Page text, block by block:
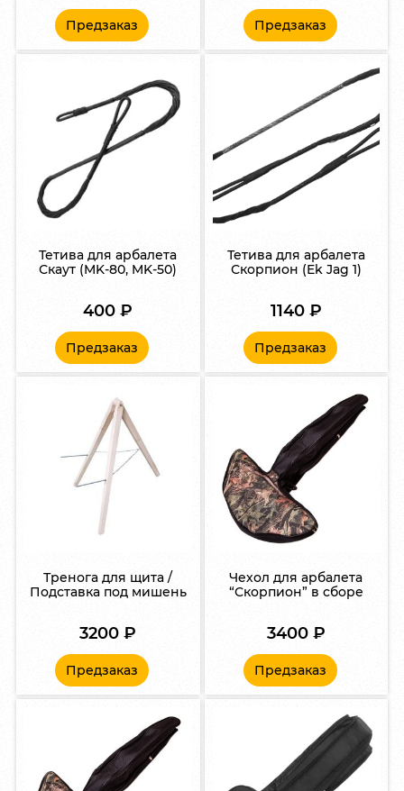
Предзаказ Предзаказ
Тетива для арбалета
Скаут (MK-80, MK-50)
400₽
Предзаказ
Тетива для арбалета
Скорпион (Ek Jag 1)
1140 ₽
Предзаказ
Тренога для щита /
Подставка под мишень
3200₽
Предзаказ
Чехол для арбалета
“Скорпион” в сборе
3400 ₽
Предзаказ